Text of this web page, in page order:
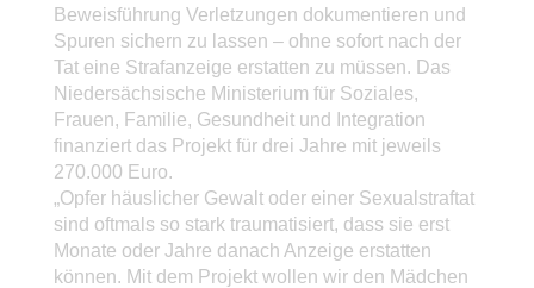
Beweisführung Verletzungen dokumentieren und
Spuren sichern zu lassen – ohne sofort nach der
Tat eine Strafanzeige erstatten zu müssen. Das
Niedersächsische Ministerium für Soziales,
Frauen, Familie, Gesundheit und Integration
finanziert das Projekt für drei Jahre mit jeweils
270.000 Euro.
„Opfer häuslicher Gewalt oder einer Sexualstraftat
sind oftmals so stark traumatisiert, dass sie erst
Monate oder Jahre danach Anzeige erstatten
können. Mit dem Projekt wollen wir den Mädchen